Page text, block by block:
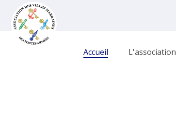
Accueil L'association